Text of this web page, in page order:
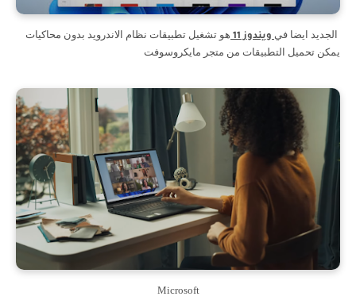
الجديد ايضا فيويندوز 11
هو تشغيل تطبيقات نظام الاندرويد بدون محاكيات
يمكن تحميل التطبيقات من متجر مايكروسوفت
Microsoft